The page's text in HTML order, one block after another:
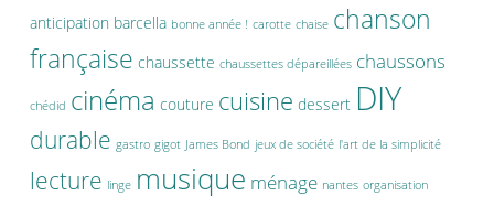
anticipation barcella bonne année ! carotte chaise chanson
française chaussette chaussettes dépareillées chaussons
chédid cinéma couture cuisine dessert DIY
durable gastro gigot James Bond jeux de société l'art de la simplicité
lecture linge musique ménage nantes organisation